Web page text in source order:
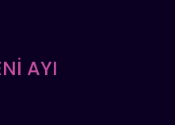
AYI